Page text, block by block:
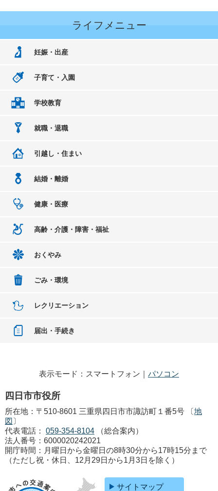
ライフメニュー
妊娠・出産
子育て・入園
学校教育
就職・退職
引越し・住まい
結婚・離婚
健康・医療
高齢・介護・障害・福祉
おくやみ
ごみ・環境
レクリエーション
届出・手続き
表示モード：スマートフォン｜ パソコン
四日市市役所
所在地：〒510-8601 三重県四日市市諏訪町１番5号 〔地
図 〕
代表電話：
059-354-8104
（総合案内）
法人番号：6000020242021
開庁時間：月曜日から金曜日の8時30分から17時15分まで
（ただし祝・休日、12月29日から1月3日を除く）
サイトマップ